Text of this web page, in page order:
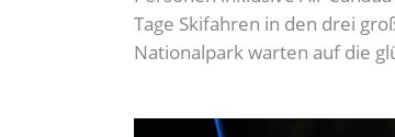
Tage Skifahren in den drei
Nationalpark warten auf die